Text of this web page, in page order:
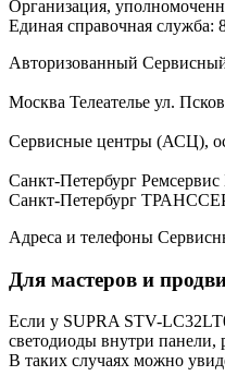
Организация,
Единая справочная служба:
Авторизованный
Москва Телеателье ул.
Сервисные центры (АСЦ),
Санкт-Петербург
Санкт-Петербург
Адреса и телефоны
Для мастеров и
Если у SUPRA STV-
светодиоды внутри панели,
В таких случаях можно